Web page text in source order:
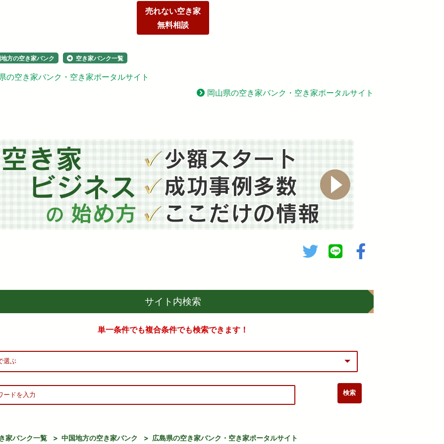
売れない空き家
無料相談
方の空き家バンク 空き家バンク一覧
の空き家バンク・空き家ポータルサイト
岡山県の空き家バンク・空き家ポータルサイト
サイト内検索
単一条件でも複合条件でも検索できます！
家バンク一覧 > 中国地方の空き家バンク > 広島県の空き家バンク・空き家ポータルサイト